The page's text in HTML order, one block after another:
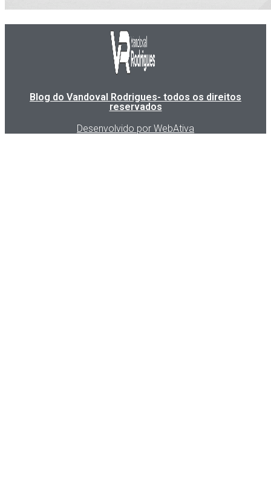
Blog do Vandoval Rodrigues- todos os direitos
reservados
Desenvolvido por WebAtiva